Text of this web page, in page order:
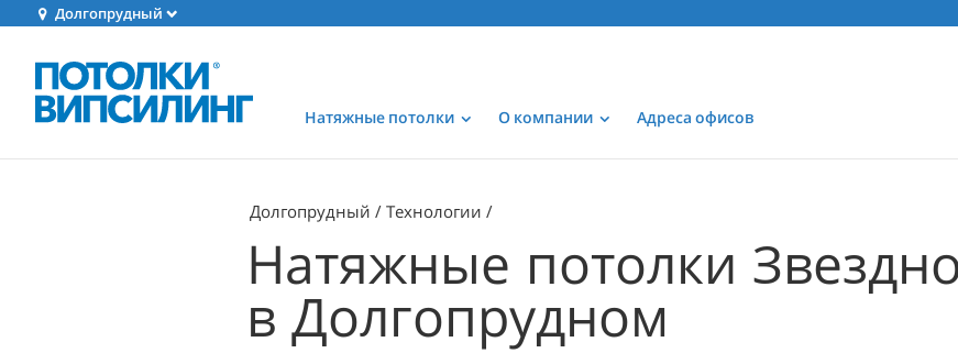
Долгопрудный
Натяжные потолки О компании Адреса офисов
Долгопрудный Технологии
Натяжные потолки
в Долгопрудном